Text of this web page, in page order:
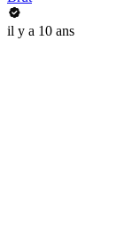
il y a 10 ans